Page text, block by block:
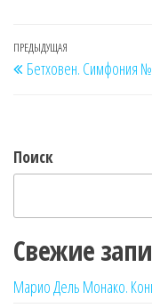
Навигация
по
Предыдущая
запись
ПРЕДЫДУЩАЯ
Бетховен. Симфония
Поиск
Свежие
Марио Дель Монако.